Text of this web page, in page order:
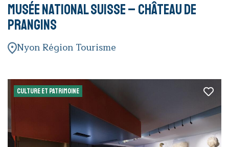
Musée national suisse – Château de
Prangins
Nyon Région Tourisme
CULTURE ET PATRIMOINE